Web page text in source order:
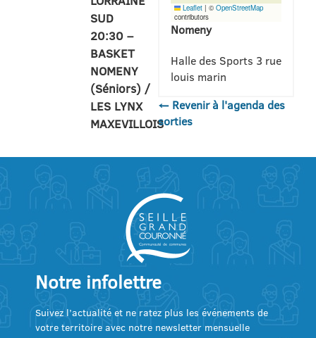
SUD
20:30 –
BASKET
NOMENY
(Séniors) /
LES LYNX
MAXEVILLOIS
Leaflet | ©OpenStreetMap
contributors
Nomeny
Halle des Sports 3 rue
louis marin
← Revenir à l'agenda des
sorties
Notre infolettre
Suivez l’actualité et ne ratez plus les événements de
votre territoire avec notre newsletter mensuelle